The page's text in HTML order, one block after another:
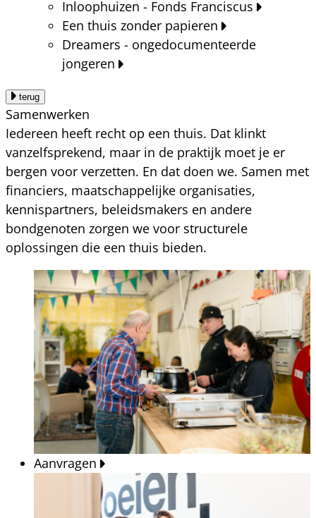
Inloophuizen - Fonds Franciscus
Een thuis zonder papieren
Dreamers - ongedocumenteerde
jongeren
terug
Samenwerken
Iedereen heeft recht op een thuis. Dat klinkt
vanzelfsprekend, maar in de praktijk moet je er
bergen voor verzetten. En dat doen we. Samen met
financiers, maatschappelijke organisaties,
kennispartners, beleidsmakers en andere
bondgenoten zorgen we voor structurele
oplossingen die een thuis bieden.
Aanvragen